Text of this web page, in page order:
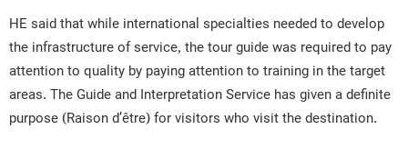
HE said that while international specialties needed to develop
the infrastructure of service, the tour guide was required to pay
attention to quality by paying attention to training in the target
areas. The Guide and Interpretation Service has given a definite
purpose (Raison d’être) for visitors who visit the destination.